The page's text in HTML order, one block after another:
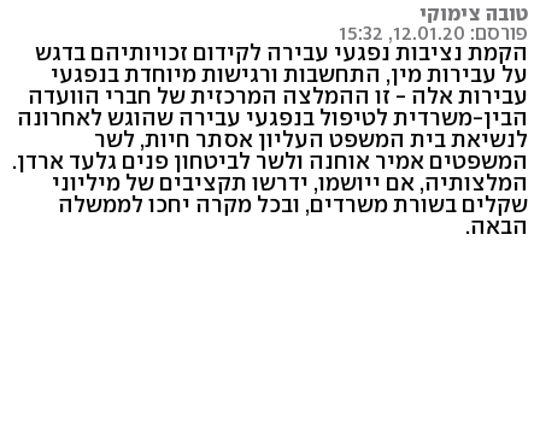
טובה צימוקי
פורסם: 12.01.20, 15:32
הקמת נציבות נפגעי עבירה לקידום זכויותיהם בדגש
על עבירות מין, התחשבות ורגישות מיוחדת בנפגעי
עבירות אלה - זו ההמלצה המרכזית של חברי הוועדה
הבין-משרדית לטיפול בנפגעי עבירה שהוגש לאחרונה
לנשיאת בית המשפט העליון אסתר חיות, לשר
המשפטים אמיר אוחנה ולשר לביטחון פנים גלעד ארדן.
המלצותיה, אם ייושמו, ידרשו תקציבים של מיליוני
שקלים בשורת משרדים, ובכל מקרה יחכו לממשלה
הבאה.